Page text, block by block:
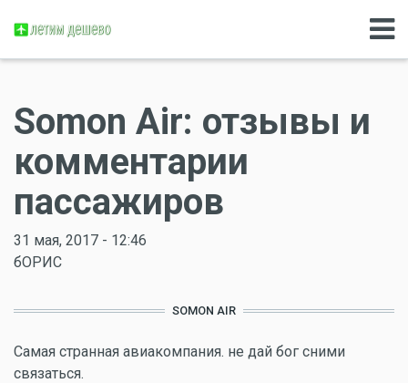
Somon Air: отзывы и
комментарии
пассажиров
31 мая, 2017 - 12:46
бОРИС
SOMON AIR
Самая странная авиакомпания. не дай бог сними
связаться.